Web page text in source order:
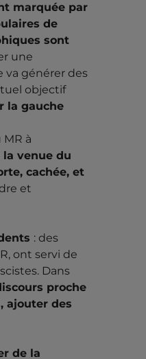
marquée par
de
sont
une
va générer des
objectif
la gauche
à
la venue du
cachée, et
et
: des
ont servi de
Dans
proche
ajouter des
de la